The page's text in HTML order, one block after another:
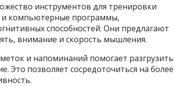
инструментов для тренировки
компьютерные программы,
способностей. Они предлагают
внимание и скорость мышления.
и напоминаний помогает разгрузить
Это позволяет сосредоточиться на более